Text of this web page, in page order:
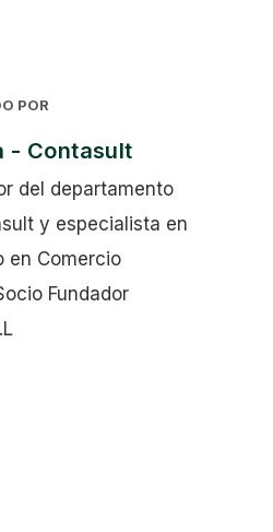
POR
- Contasult
del departamento
y especialista en
en Comercio
Fundador